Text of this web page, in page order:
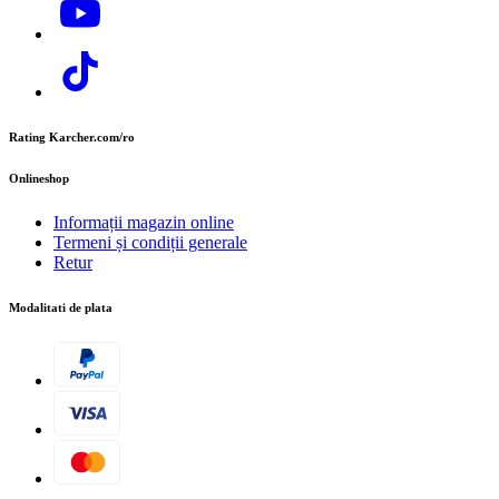
Rating Karcher.com/ro
Onlineshop
Informații magazin online
Termeni și condiții generale
Retur
Modalitati de plata